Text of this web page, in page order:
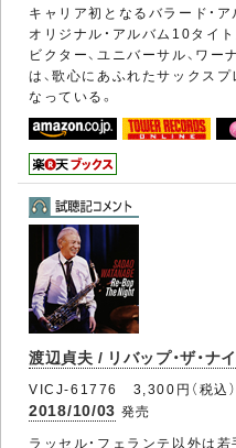
キャリア初となるバラード・
オリジナル・アルバム10タイ
ビクター、ユニバーサル、ワ
は、歌心にあふれたサックス
なっている。
渡辺貞夫 / リバップ・ザ・ナ
VICJ-61776 3,300円（税込）
2018/10/03 発売
ラッセル・フェランテ以外は